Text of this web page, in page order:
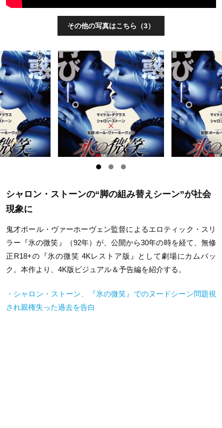
その他の写真はこちら（3）
シャロン・ストーンの“脚の組み替えシーン”が社会
現象に
鬼才ポール・ヴァーホーヴェン監督によるエロティック・スリ
ラー『氷の微笑』（92年）が、公開から30年の時を経て、無修
正R18+の『氷の微笑 4Kレストア版』として劇場にカムバッ
ク。本作より、4K版ビジュアル＆予告編を紹介する。
・シャロン・ストーン、『氷の微笑』でのヌードシーン問題視
され親権失った過去を告白